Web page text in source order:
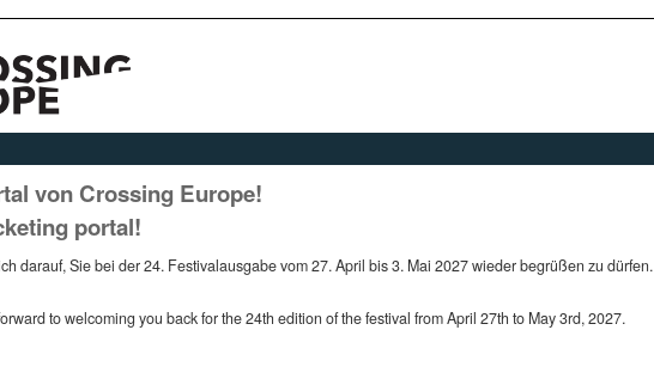
von Crossing Europe!
portal!
darauf, Sie bei der 24. Festivalausgabe vom 27. April bis 3. Mai 2027 wieder begrüßen zu dürfen.
to welcoming you back for the 24th edition of the festival from April 27th to May 3rd, 2027.